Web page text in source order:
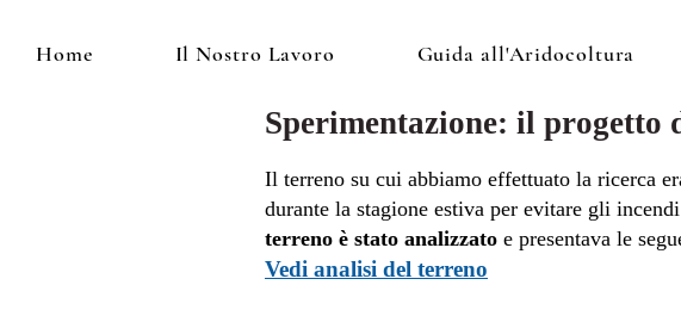
Sperimentazione: il progetto
​Il terreno su cui abbiamo effettuato la ricerca
durante la stagione estiva per evitare gli
terreno è stato analizzato e presentava le
Vedi analisi del terreno
Home Il Nostro Lavoro Guida all'Aridocoltura